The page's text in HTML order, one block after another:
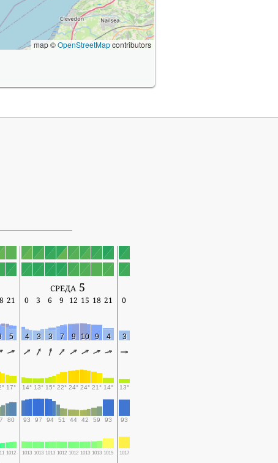
map ©OpenStreetMapcontributors
среда 5
21 0 3 6 9 12 15 18 21
0
5 4 3 3 7 9 10 9 4 3
17° 14° 13° 15° 22° 24° 24° 21° 14° 13°
80 93 97 94 51 44 42 59 93 93
1012 1013 1013 1013 1012 1012 1013 1013 1015 1017